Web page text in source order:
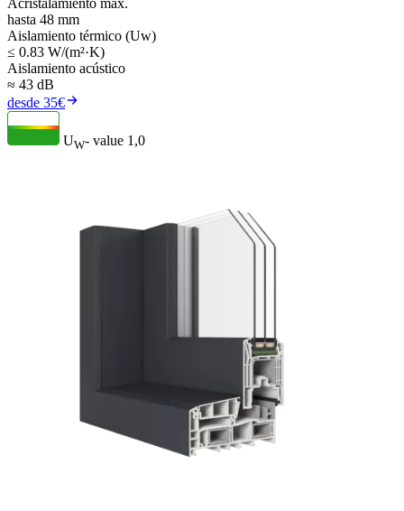
Acristalamiento máx.
hasta 48 mm
Aislamiento térmico (Uw)
≤ 0.83 W/(m²·K)
Aislamiento acústico
≈ 43 dB
desde 35€
UW- value 1,0